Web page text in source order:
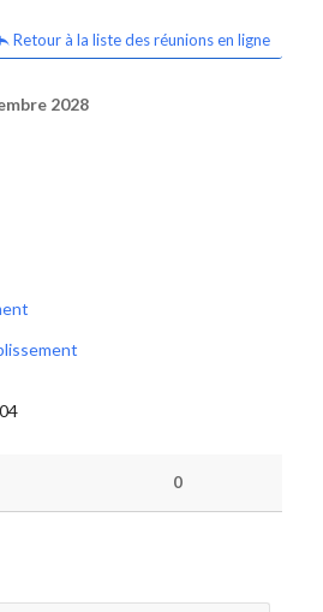
Retour à la liste des réunions en ligne
2028
0